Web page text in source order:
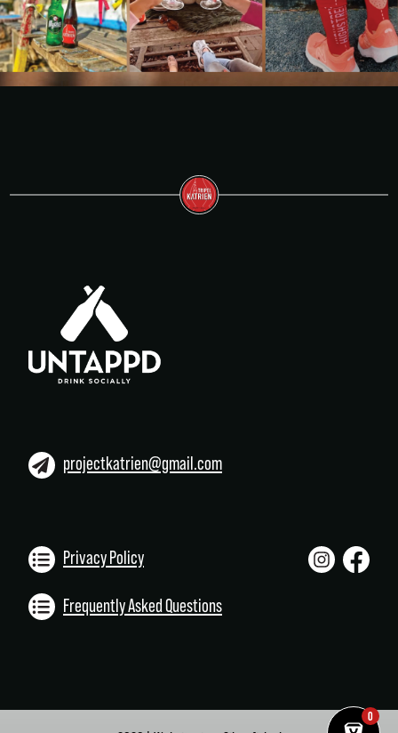
projectkatrien@gmail.com
Privacy Policy
Frequently Asked Questions
0